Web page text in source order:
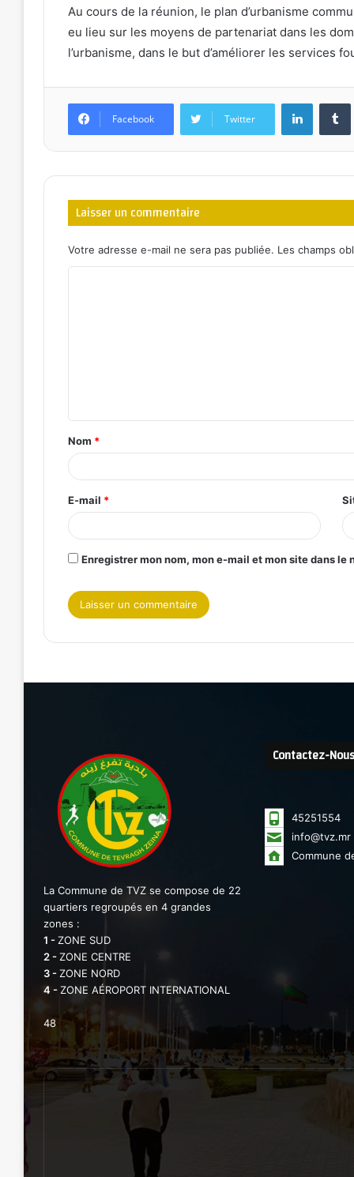
Au cours de la réunion, le plan d’urbanisme
eu lieu sur les moyens de partenariat dans les
l’urbanisme, dans le but d’améliorer les services
Facebook Twitter
Linkedin
Laisser un commentaire
Votre adresse e-mail ne sera pas publiée. Les champs
Nom *
E-mail *
Enregistrer mon nom, mon e-mail et mon site dans
La Commune de TVZ se compose de 22
quartiers regroupés en 4 grandes
zones :
1 -ZONE SUD
2 -ZONE CENTRE
3 -ZONE NORD
4 -ZONE AÉROPORT INTERNATIONAL
48
Contactez-Nous
45251554
info@tvz.mr
Commune